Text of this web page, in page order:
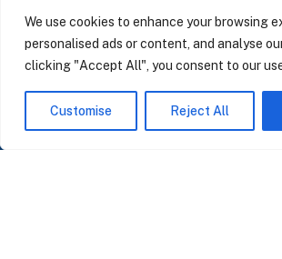
We use cookies to enhance your browsing
personalised ads or content, and analyse
clicking "Accept All", you consent to our
Customise Reject All
SUSCRÍBASE A NUESTRAS NOTICIAS
Perspectivas sobre IA, datos y CRM. Sin spam,